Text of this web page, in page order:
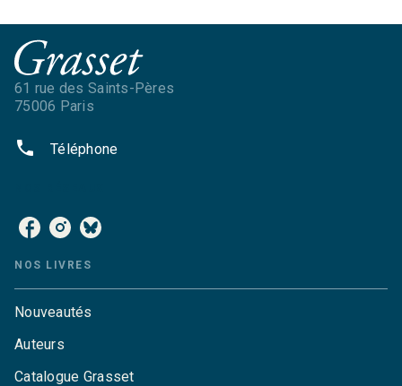
61 rue des Saints-Pères
75006 Paris
phone Téléphone
NOS LIVRES
Nouveautés
Auteurs
Catalogue Grasset